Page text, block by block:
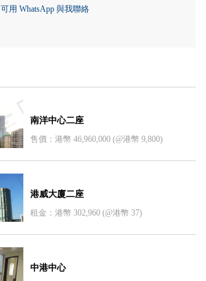
可用 WhatsApp 與我聯絡
南洋中心二座
售價：港幣 46,960,000 (@港幣 9,800)
港威大廈二座
租金：港幣 302,960 (@港幣 37)
中港中心